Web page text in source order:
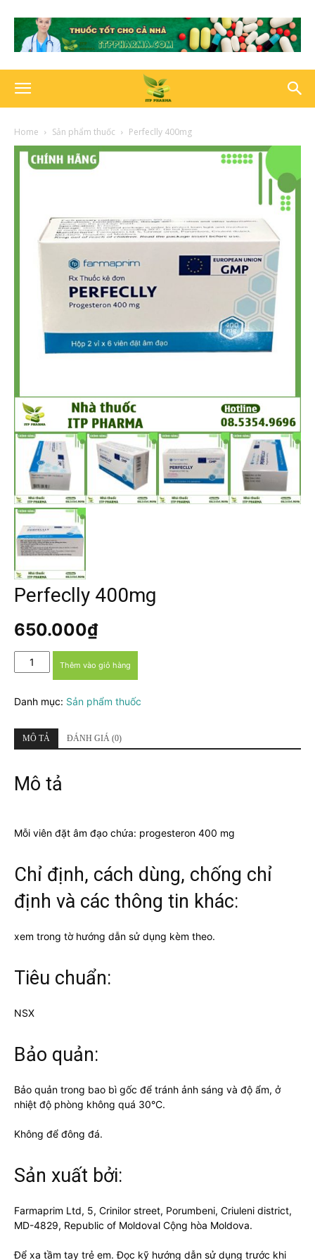
Home Sản phẩm thuốc Perfeclly 400mg
Perfeclly 400mg
650.000₫
Perfeclly
400mg
lượng
Thêm vào giỏ hàng
Danh mục: Sản phẩm thuốc
MÔ TẢ ĐÁNH GIÁ (0)
Mô tả
Mỗi viên đặt âm đạo chứa: progesteron 400 mg
Chỉ định, cách dùng, chống chỉ
định và các thông tin khác:
xem trong tờ hướng dẫn sử dụng kèm theo.
Tiêu chuẩn:
NSX
Bảo quản:
Bảo quản trong bao bì gốc để tránh ảnh sáng và độ ẩm, ở
nhiệt độ phòng không quá 30°C.
Không để đông đá.
Sản xuất bởi:
Farmaprim Ltd, 5, Crinilor street, Porumbeni, Criuleni district,
MD-4829, Republic of Moldoval Cộng hòa Moldova.
Để xa tầm tay trẻ em. Đọc kỹ hướng dẫn sử dụng trước khi